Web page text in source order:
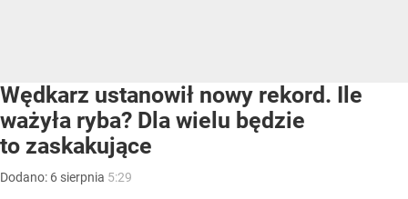
Wędkarz ustanowił nowy rekord. Ile
ważyła ryba? Dla wielu będzie
to zaskakujące
Dodano: 6 sierpnia 5:29